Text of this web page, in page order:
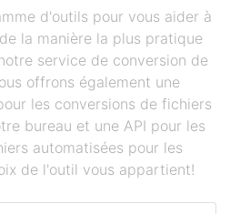
d'outils pour vous aider à
la manière la plus pratique
service de conversion de
offrons également une
les conversions de fichiers
bureau et une API pour les
automatisées pour les
de l'outil vous appartient!